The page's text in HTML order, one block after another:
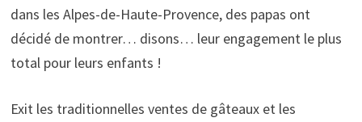
dans les Alpes-de-Haute-Provence, des papas ont
décidé de montrer… disons… leur engagement le plus
total pour leurs enfants !
Exit les traditionnelles ventes de gâteaux et les